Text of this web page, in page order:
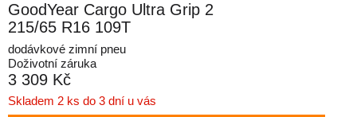
GoodYear Cargo Ultra Grip 2
215/65 R16 109T
dodávkové zimní pneu
Doživotní záruka
3 309 Kč
Skladem 2 ks do 3 dní u vás